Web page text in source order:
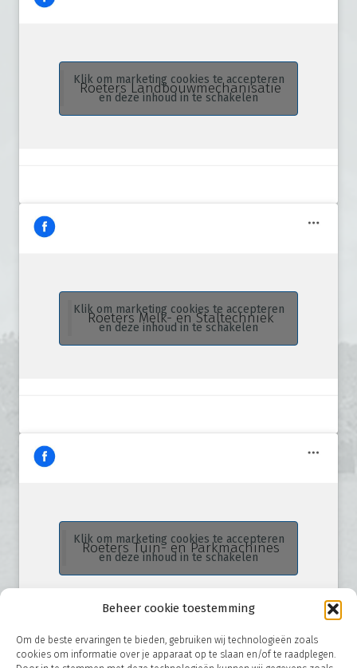
Beheer cookie toestemming
Om de beste ervaringen te bieden, gebruiken wij technologieën zoals
cookies om informatie over je apparaat op te slaan en/of te raadplegen.
Roeters Landbouwmechanisatie
Klik om marketing cookies te accepteren
en deze inhoud in te schakelen
Roeters Melk- en Staltechniek
Klik om marketing cookies te accepteren
en deze inhoud in te schakelen
Roeters Tuin- en Parkmachines
Klik om marketing cookies te accepteren
en deze inhoud in te schakelen